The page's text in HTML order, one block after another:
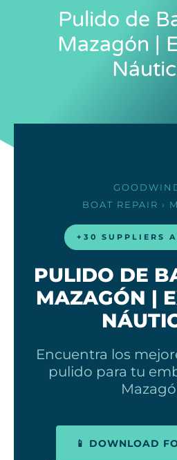
Pulido de
Mazagón |
BOAT REPAIR ›
+30 SUPPLIERS
PULIDO DE
MAZAGÓN |
Encuentra los
pulido para tu
📱 DOWNLOAD